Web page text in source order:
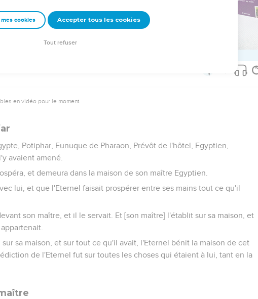
son frère sortit ; et elle dit : Quelle ouverture t'es-tu faite ! L'ouverture
le fil d'écarlate, et on le nomma Zara.
en vidéo pour le moment.
Potiphar, Eunuque de Pharaon, Prévôt de l'hôtel, Egyptien,
avaient amené.
et demeura dans la maison de son maître Egyptien.
lui, et que l'Eternel faisait prospérer entre ses mains tout ce qu'il
son maître, et il le servait. Et [son maître] l'établit sur sa maison, et
sa maison, et sur tout ce qu'il avait, l'Eternel bénit la maison de cet
de l'Eternel fut sur toutes les choses qui étaient à lui, tant en la
cookies Accepter tous les cookies
Tout refuser